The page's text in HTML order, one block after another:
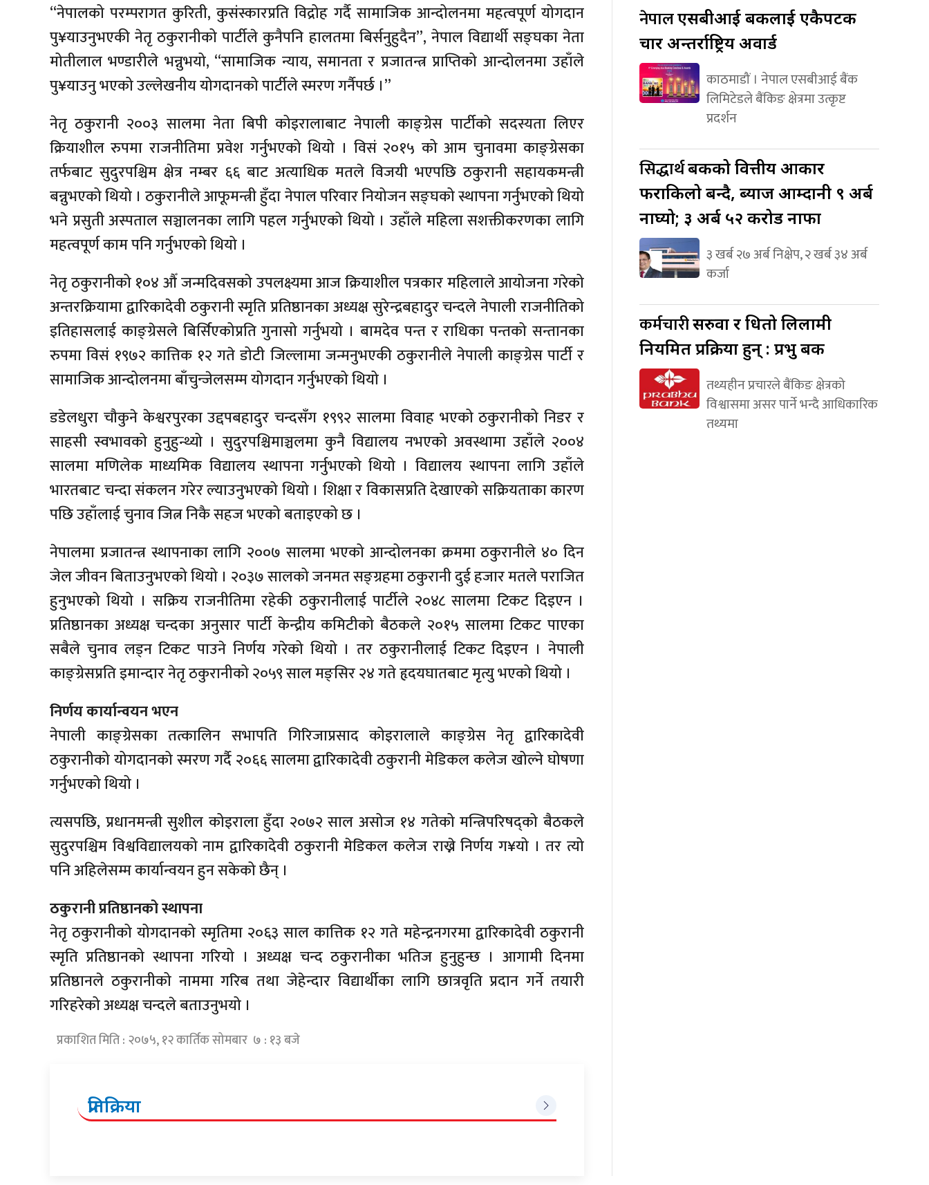
“नेपालको परम्परागत कुरिती, कुसंस्कारप्रति विद्रोह गर्दै सामाजिक आन्दोलनमा महत्वपूर्ण योगदान
पु¥याउनुभएकी नेतृ ठकुरानीको पार्टीले कुनैपनि हालतमा बिर्सनुहुदैन”, नेपाल विद्यार्थी सङ्घका नेता
मोतीलाल भण्डारीले भन्नुभयो, “सामाजिक न्याय, समानता र प्रजातन्त्र प्राप्तिको आन्दोलनमा उहाँले
पु¥याउनु भएको उल्लेखनीय योगदानको पार्टीले स्मरण गर्नैपर्छ ।”
नेतृ ठकुरानी २००३ सालमा नेता बिपी कोइरालाबाट नेपाली काङ्ग्रेस पार्टीको सदस्यता लिएर
क्रियाशील रुपमा राजनीतिमा प्रवेश गर्नुभएको थियो । विसं २०१५ को आम चुनावमा काङ्ग्रेसका
तर्फबाट सुदुरपश्चिम क्षेत्र नम्बर ६६ बाट अत्याधिक मतले विजयी भएपछि ठकुरानी सहायकमन्त्री
बन्नुभएको थियो । ठकुरानीले आफूमन्त्री हुँदा नेपाल परिवार नियोजन सङ्घको स्थापना गर्नुभएको थियो
भने प्रसुती अस्पताल सञ्चालनका लागि पहल गर्नुभएको थियो । उहाँले महिला सशक्तीकरणका लागि
महत्वपूर्ण काम पनि गर्नुभएको थियो ।
नेतृ ठकुरानीको १०४ औँ जन्मदिवसको उपलक्ष्यमा आज क्रियाशील पत्रकार महिलाले आयोजना गरेको
अन्तरक्रियामा द्वारिकादेवी ठकुरानी स्मृति प्रतिष्ठानका अध्यक्ष सुरेन्द्रबहादुर चन्दले नेपाली राजनीतिको
इतिहासलाई काङ्ग्रेसले बिर्सिएकोप्रति गुनासो गर्नुभयो । बामदेव पन्त र राधिका पन्तको सन्तानका
रुपमा विसं १९७२ कात्तिक १२ गते डोटी जिल्लामा जन्मनुभएकी ठकुरानीले नेपाली काङ्ग्रेस पार्टी र
सामाजिक आन्दोलनमा बाँचुन्जेलसम्म योगदान गर्नुभएको थियो ।
डडेलधुरा चौकुने केश्वरपुरका उद्दपबहादुर चन्दसँग १९९२ सालमा विवाह भएको ठकुरानीको निडर र
साहसी स्वभावको हुनुहुन्थ्यो । सुदुरपश्चिमाञ्चलमा कुनै विद्यालय नभएको अवस्थामा उहाँले २००४
सालमा मणिलेक माध्यमिक विद्यालय स्थापना गर्नुभएको थियो । विद्यालय स्थापना लागि उहाँले
भारतबाट चन्दा संकलन गरेर ल्याउनुभएको थियो । शिक्षा र विकासप्रति देखाएको सक्रियताका कारण
पछि उहाँलाई चुनाव जित्न निकै सहज भएको बताइएको छ ।
नेपालमा प्रजातन्त्र स्थापनाका लागि २००७ सालमा भएको आन्दोलनका क्रममा ठकुरानीले ४० दिन
जेल जीवन बिताउनुभएको थियो । २०३७ सालको जनमत सङ्ग्रहमा ठकुरानी दुई हजार मतले पराजित
हुनुभएको थियो । सक्रिय राजनीतिमा रहेकी ठकुरानीलाई पार्टीले २०४८ सालमा टिकट दिइएन ।
प्रतिष्ठानका अध्यक्ष चन्दका अनुसार पार्टी केन्द्रीय कमिटीको बैठकले २०१५ सालमा टिकट पाएका
सबैले चुनाव लड्न टिकट पाउने निर्णय गरेको थियो । तर ठकुरानीलाई टिकट दिइएन । नेपाली
काङ्ग्रेसप्रति इमान्दार नेतृ ठकुरानीको २०५९ साल मङ्सिर २४ गते हृदयघातबाट मृत्यु भएको थियो ।
निर्णय कार्यान्वयन भएन
नेपाली काङ्ग्रेसका तत्कालिन सभापति गिरिजाप्रसाद कोइरालाले काङ्ग्रेस नेतृ द्वारिकादेवी
ठकुरानीको योगदानको स्मरण गर्दै २०६६ सालमा द्वारिकादेवी ठकुरानी मेडिकल कलेज खोल्ने घोषणा
गर्नुभएको थियो ।
त्यसपछि, प्रधानमन्त्री सुशील कोइराला हुँदा २०७२ साल असोज १४ गतेको मन्त्रिपरिषद्को बैठकले
सुदुरपश्चिम विश्वविद्यालयको नाम द्वारिकादेवी ठकुरानी मेडिकल कलेज राख्ने निर्णय ग¥यो । तर त्यो
पनि अहिलेसम्म कार्यान्वयन हुन सकेको छैन् ।
ठकुरानी प्रतिष्ठानको स्थापना
नेतृ ठकुरानीको योगदानको स्मृतिमा २०६३ साल कात्तिक १२ गते महेन्द्रनगरमा द्वारिकादेवी ठकुरानी
स्मृति प्रतिष्ठानको स्थापना गरियो । अध्यक्ष चन्द ठकुरानीका भतिज हुनुहुन्छ । आगामी दिनमा
प्रतिष्ठानले ठकुरानीको नाममा गरिब तथा जेहेन्दार विद्यार्थीका लागि छात्रवृति प्रदान गर्ने तयारी
गरिहरेको अध्यक्ष चन्दले बताउनुभयो ।
प्रकाशित मिति : २०७५, १२ कार्तिक सोमबार ७ : १३ बजे
प्रतिक्रिया
नेपालएसबीआई बैंकलाई एकैपटक
चार अन्तर्राष्ट्रिय अवार्ड
काठमाडौं । नेपाल एसबीआई बैंक
लिमिटेडले बैंकिङ क्षेत्रमा उत्कृष्ट
प्रदर्शन
सिद्धार्थबैंकको वित्तीय आकार
फराकिलो बन्दै, ब्याज आम्दानी ९ अर्ब
नाघ्यो; ३ अर्ब ५२ करोड नाफा
३ खर्ब २७ अर्ब निक्षेप, २ खर्ब ३४ अर्ब
कर्जा
कर्मचारीसरुवा र धितो लिलामी
नियमित प्रक्रिया हुन् : प्रभु बैंक
तथ्यहीन प्रचारले बैंकिङ क्षेत्रको
विश्वासमा असर पार्ने भन्दै आधिकारिक
तथ्यमा